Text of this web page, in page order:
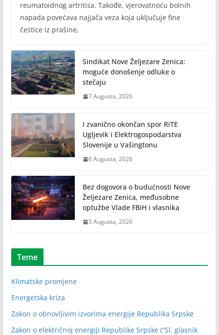
reumatoidnog artritisa. Takođe, vjerovatnoću bolnih
napada povećava najjača veza koja uključuje fine
čestice iz prašine,
Sindikat Nove Željezare Zenica:
moguće donošenje odluke o
stečaju
7 Augusta, 2026
I zvanično okončan spor RiTE
Ugljevik i Elektrogospodarstva
Slovenije u Vašingtonu
6 Augusta, 2026
Bez dogovora o budućnosti Nove
Željezare Zenica, međusobne
optužbe Vlade FBiH i vlasnika
5 Augusta, 2026
Teme
Klimatske promjene
Energetska kriza
Zakon o obnovljivim izvorima energije Republika Srpske
Zakon o električnoj energiji Republike Srpske (“Sl. glasnik